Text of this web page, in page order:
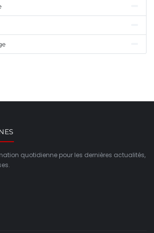
quotidienne pour les dernières actualités,